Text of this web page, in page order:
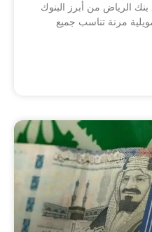
بنك الرياض من أبرز البنوك
مرنة تناسب جميع